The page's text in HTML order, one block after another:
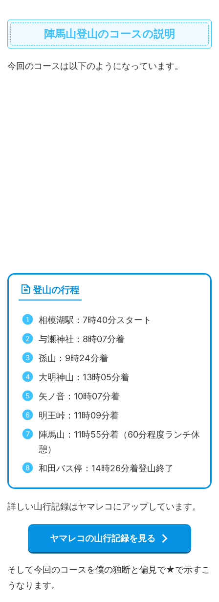
陣馬山登山のコースの説明
今回のコースは以下のようになっています。
登山の行程
相模湖駅：7時40分スタート
与瀬神社：8時07分着
孫山：9時24分着
大明神山：13時05分着
矢ノ音：10時07分着
明王峠：11時09分着
陣馬山：11時55分着（60分程度ランチ休
憩）
和田バス停：14時26分着登山終了
詳しい山行記録はヤマレコにアップしています。
ヤマレコの山行記録を見る
そして今回のコースを僕の独断と偏見で★で示すこ
うなります。